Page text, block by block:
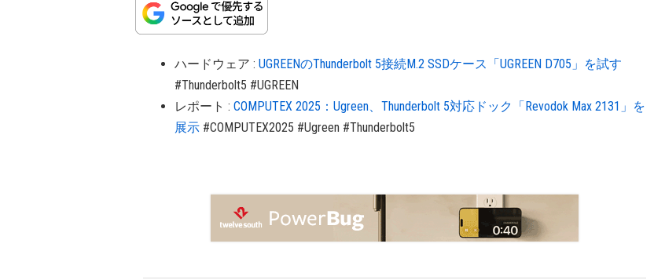
ハードウェア : UGREENのThunderbolt 5接続M.2 SSDケース「UGREEN D705」を試す
#Thunderbolt5 #UGREEN
レポート : COMPUTEX 2025：Ugreen、Thunderbolt 5対応ドック「Revodok Max 2131」を
展示 #COMPUTEX2025 #Ugreen #Thunderbolt5